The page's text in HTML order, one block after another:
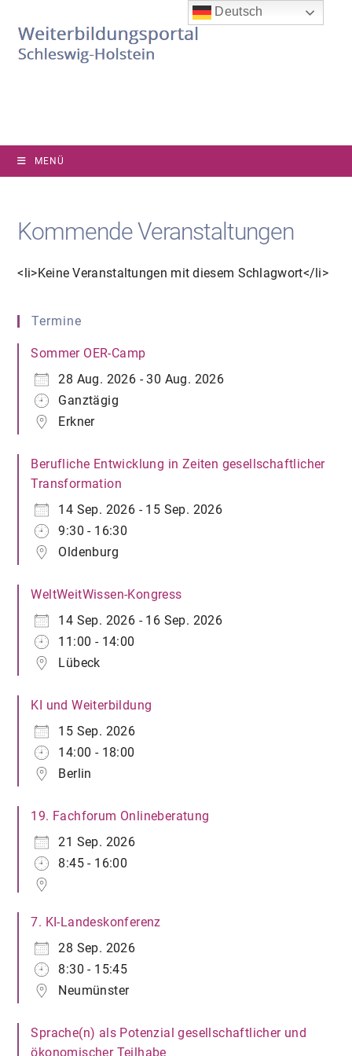
Inhalt
springen
MENÜ
Kommende Veranstaltungen
<li>Keine Veranstaltungen mit diesem Schlagwort</li>
Termine
Sommer OER-Camp
28 Aug. 2026 - 30 Aug. 2026
Ganztägig
Erkner
Berufliche Entwicklung in Zeiten gesellschaftlicher
Transformation
14 Sep. 2026 - 15 Sep. 2026
9:30 - 16:30
Oldenburg
WeltWeitWissen-Kongress
14 Sep. 2026 - 16 Sep. 2026
11:00 - 14:00
Lübeck
KI und Weiterbildung
15 Sep. 2026
14:00 - 18:00
Berlin
19. Fachforum Onlineberatung
21 Sep. 2026
8:45 - 16:00
7. KI-Landeskonferenz
28 Sep. 2026
8:30 - 15:45
Neumünster
Sprache(n) als Potenzial gesellschaftlicher und
ökonomischer Teilhabe
Deutsch